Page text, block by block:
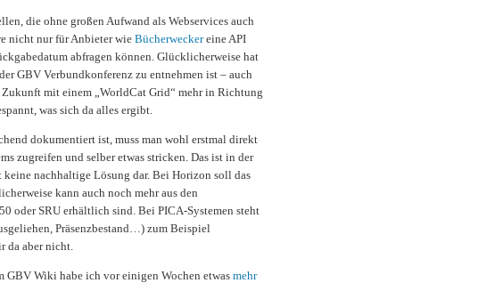
die ohne großen Aufwand als Webservices auch
nicht nur für Anbieter wie Bücherweckereine API
abfragen können. Glücklicherweise hat
GBV Verbundkonferenz zu entnehmen ist – auch
mit einem „WorldCat Grid“ mehr in Richtung
was sich da alles ergibt.
dokumentiert ist, muss man wohl erstmal direkt
zugreifen und selber etwas stricken. Das ist in der
nachhaltige Lösung dar. Bei Horizon soll das
kann auch noch mehr aus den
oder SRU erhältlich sind. Bei PICA-Systemen steht
Präsenzbestand…) zum Beispiel
da aber nicht.
GBV Wiki habe ich vor einigen Wochen etwas mehr